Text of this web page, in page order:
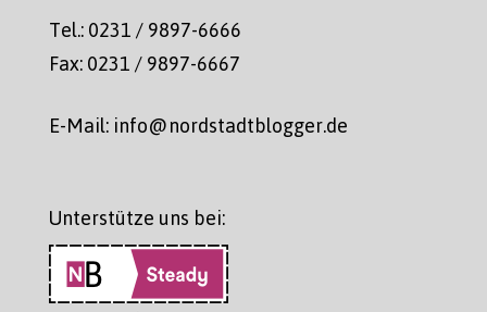
Tel.: 0231 / 9897-6666
Fax: 0231 / 9897-6667
E-Mail: info@nordstadtblogger.de
Unterstütze uns bei: